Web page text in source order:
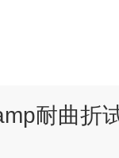
耐曲折